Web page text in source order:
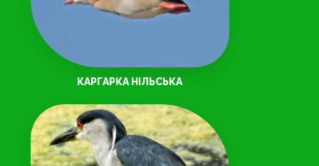
КАРГАРКА НIЛЬСЬКА